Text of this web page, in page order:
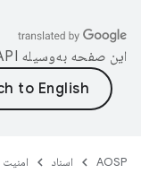
این صفحه به‌وسیله
AOSP اسناد امنیت